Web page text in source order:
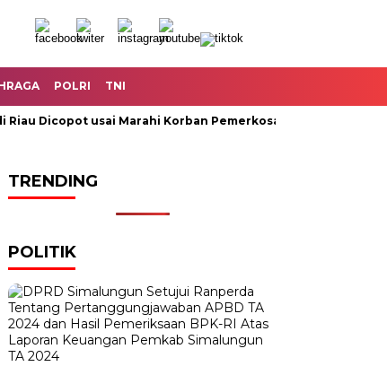
POLRI TNI
Dicopot usai Marahi Korban Pemerkosaan
TRENDING
POLITIK